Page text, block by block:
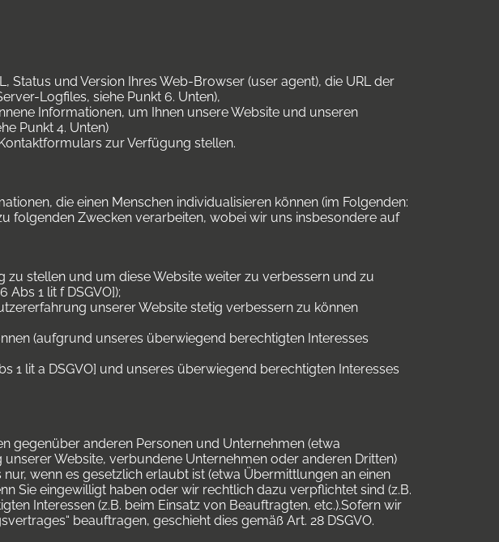
Status und Version Ihres Web-Browser (user agent), die URL der
Logfiles, siehe Punkt 6. Unten),
Informationen, um Ihnen unsere Website und unseren
Punkt 4. Unten)
zur Verfügung stellen.
die einen Menschen individualisieren können (im Folgenden:
folgenden Zwecken verarbeiten, wobei wir uns insbesondere auf
stellen und um diese Website weiter zu verbessern und zu
1 lit f DSGVO]);
unserer Website stetig verbessern zu können
(aufgrund unseres überwiegend berechtigten Interesses
lit a DSGVO] und unseres überwiegend berechtigten Interesses
gegenüber anderen Personen und Unternehmen (etwa
Website, verbundene Unternehmen oder anderen Dritten)
wenn es gesetzlich erlaubt ist (etwa Übermittlungen an einen
Sie eingewilligt haben oder wir rechtlich dazu verpflichtet sind (z.B.
Interessen (z.B. beim Einsatz von Beauftragten, etc.).Sofern wir
beauftragen, geschieht dies gemäß Art. 28 DSGVO.